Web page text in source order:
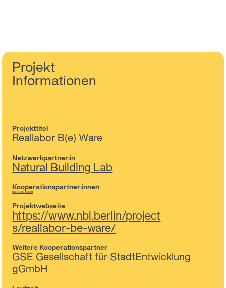
Projekt
Informationen
Projekttitel
Reallabor B(e) Ware
Netzwerkpartner:in
Natural Building Lab
Kooperationspartner:innen
NBL Studio gGmbH
Projektwebseite
https://www.nbl.berlin/project
s/reallabor-be-ware/
Weitere Kooperationspartner
GSE Gesellschaft für StadtEntwicklung
gGmbH